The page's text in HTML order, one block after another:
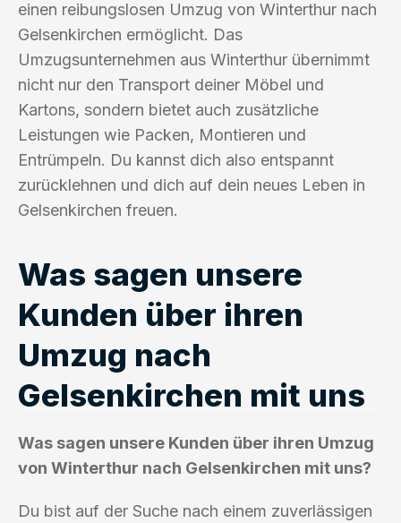
einen reibungslosen Umzug von Winterthur nach
Gelsenkirchen ermöglicht. Das
Umzugsunternehmen aus Winterthur übernimmt
nicht nur den Transport deiner Möbel und
Kartons, sondern bietet auch zusätzliche
Leistungen wie Packen, Montieren und
Entrümpeln. Du kannst dich also entspannt
zurücklehnen und dich auf dein neues Leben in
Gelsenkirchen freuen.
Was sagen unsere
Kunden über ihren
Umzug nach
Gelsenkirchen mit uns
Was sagen unsere Kunden über ihren Umzug
von Winterthur nach Gelsenkirchen mit uns?
Du bist auf der Suche nach einem zuverlässigen